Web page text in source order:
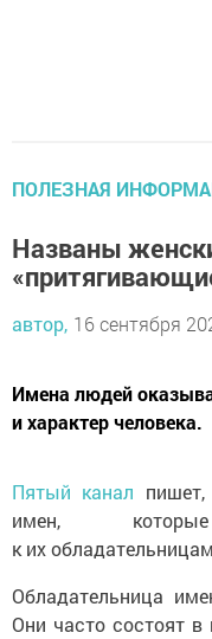
ПОЛЕЗНАЯ
Названы
автор, 16 сентября
Имена людей
и характер человека.
Пятый канал
имен,
к их
Обладательница
Они часто состоят в